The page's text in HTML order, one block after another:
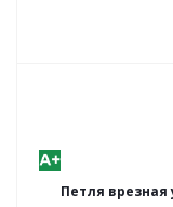
Петля врезная